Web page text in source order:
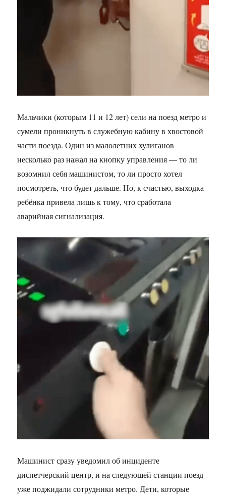
Мальчики (которым 11 и 12 лет) сели на поезд метро и
сумели проникнуть в служебную кабину в хвостовой
части поезда. Один из малолетних хулиганов
несколько раз нажал на кнопку управления — то ли
возомнил себя машинистом, то ли просто хотел
посмотреть, что будет дальше. Но, к счастью, выходка
ребёнка привела лишь к тому, что сработала
аварийная сигнализация.
Машинист сразу уведомил об инциденте
диспетчерский центр, и на следующей станции поезд
уже поджидали сотрудники метро. Дети, которые